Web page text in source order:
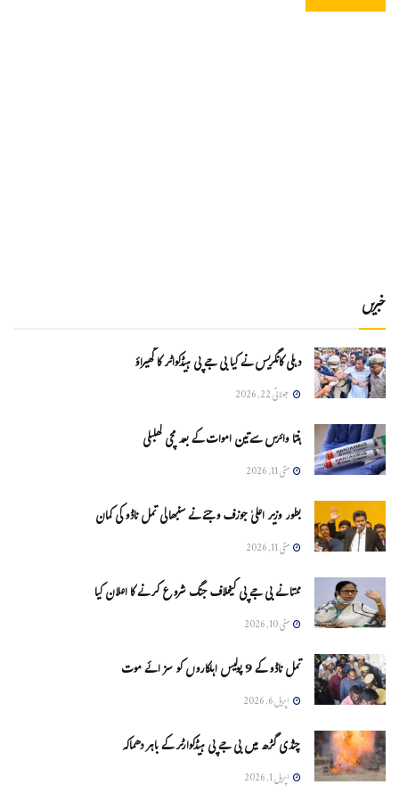
خبریں
دہلی کانگریس نے کیا بی جے پی ہیڈکواٹر کا گھیراؤ
جولائی 22, 2026
ہنتا وائرس سےتین اموات کے بعد مچی کھلبلی
مئی 11, 2026
بطور وزیر اعلیٰ جوزف وجئے نے سنبھالی تمل ناڈو کی کمان
مئی 11, 2026
ممتا نے بی جے پی کیخلاف جنگ شروع کرنے کا اعلان کیا
مئی 10, 2026
تمل ناڈو کے 9 پولیس اہلکاروں کو سزائے موت
اپریل 6, 2026
چنڈی گڑھ میں بی جے پی ہیڈکوارٹر کے باہر دھماکہ
اپریل 1, 2026